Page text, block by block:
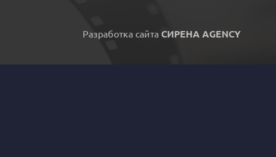
Разработка сайта СИРЕНА AGENCY